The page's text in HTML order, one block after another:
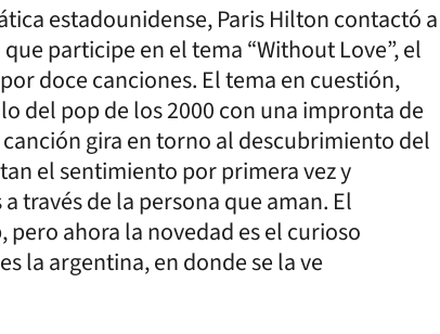
estadounidense, Paris Hilton contactó a
participe en el tema “Without Love”, el
doce canciones. El tema en cuestión,
del pop de los 2000 con una impronta de
gira en torno al descubrimiento del
el sentimiento por primera vez y
través de la persona que aman. El
ahora la novedad es el curioso
la argentina, en donde se la ve